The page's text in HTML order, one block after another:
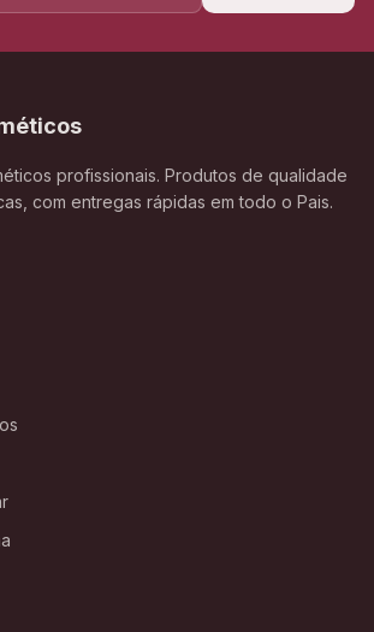
profissionais. Produtos de qualidade
com entregas rápidas em todo o Pais.